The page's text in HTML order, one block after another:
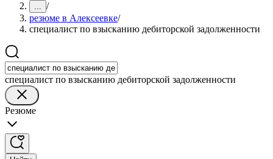
... /
резюме в Алексеевке/
специалист по взысканию дебиторской задолженности
специалист по взысканию дебиторской задолженности
Резюме